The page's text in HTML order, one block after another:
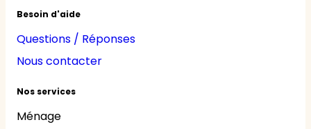
Besoin d'aide
Questions / Réponses
Nous contacter
Nos services
Ménage